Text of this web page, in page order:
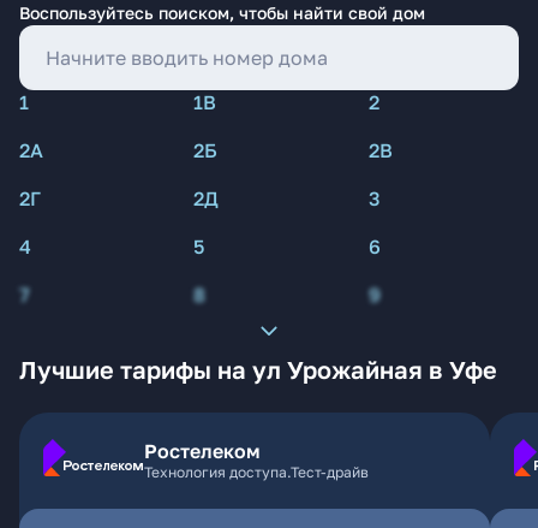
Воспользуйтесь поиском, чтобы найти свой дом
1 1В
2
2А
2Б
2В
2Г
2Д
3
4
5
6
7
8 9
Лучшие тарифы на ул Урожайная в Уфе
Ростелеком
Технология доступа.Тест-драйв